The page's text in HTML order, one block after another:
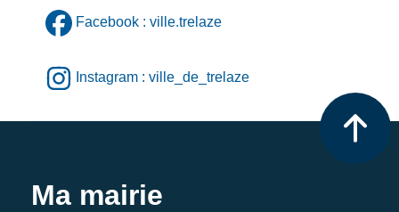
Facebook : ville.trelaze
Instagram : ville_de_trelaze
Ma mairie